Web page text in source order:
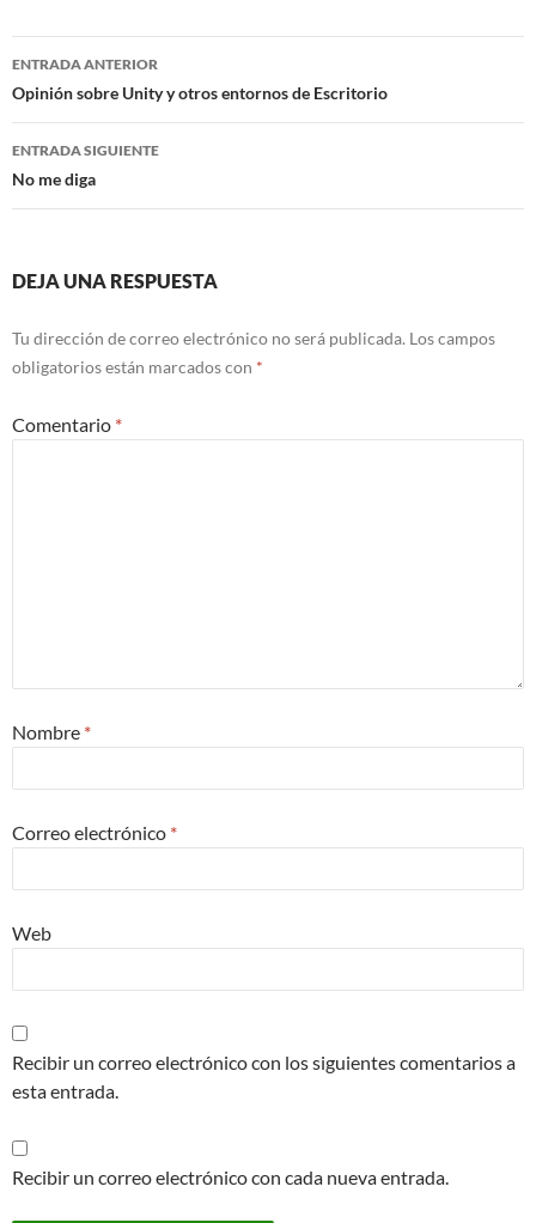
Navegación
de
entradas
ENTRADA ANTERIOR
Opinión sobre Unity y otros entornos de Escritorio
ENTRADA SIGUIENTE
No me diga
DEJA UNA RESPUESTA
Tu dirección de correo electrónico no será publicada. Los campos
obligatorios están marcados con *
Comentario *
Nombre *
Correo electrónico *
Web
Recibir un correo electrónico con los siguientes comentarios a
esta entrada.
Recibir un correo electrónico con cada nueva entrada.